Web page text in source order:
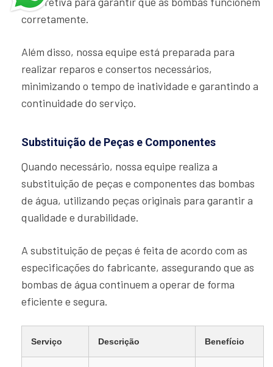
corretamente.
Além disso, nossa equipe está preparada para
realizar reparos e consertos necessários,
minimizando o tempo de inatividade e garantindo a
continuidade do serviço.
Substituição de Peças e Componentes
Quando necessário, nossa equipe realiza a
substituição de peças e componentes das bombas
de água, utilizando peças originais para garantir a
qualidade e durabilidade.
A substituição de peças é feita de acordo com as
especificações do fabricante, assegurando que as
bombas de água continuem a operar de forma
eficiente e segura.
Serviço Descrição Benefício